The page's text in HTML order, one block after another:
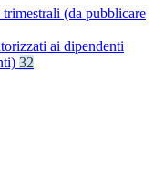
trimestrali (da pubblicare
ai dipendenti
32